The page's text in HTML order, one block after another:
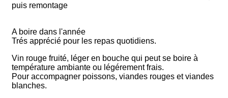
puis remontage
A boire dans l'année
Trés apprécié pour les repas quotidiens.
Vin rouge fruité, léger en bouche qui peut se boire à
température ambiante ou légérement frais.
Pour accompagner poissons, viandes rouges et viandes
blanches.